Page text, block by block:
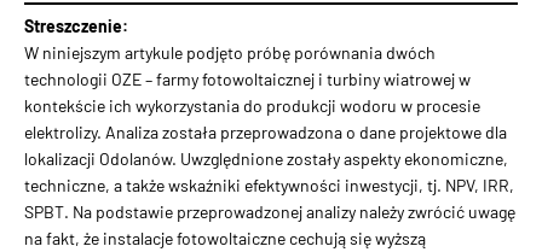
Streszczenie:
W niniejszym artykule podjęto próbę porównania dwóch
technologii OZE – farmy fotowoltaicznej i turbiny wiatrowej w
kontekście ich wykorzystania do produkcji wodoru w procesie
elektrolizy. Analiza została przeprowadzona o dane projektowe dla
lokalizacji Odolanów. Uwzględnione zostały aspekty ekonomiczne,
techniczne, a także wskaźniki efektywności inwestycji, tj. NPV, IRR,
SPBT. Na podstawie przeprowadzonej analizy należy zwrócić uwagę
na fakt, że instalacje fotowoltaiczne cechują się wyższą